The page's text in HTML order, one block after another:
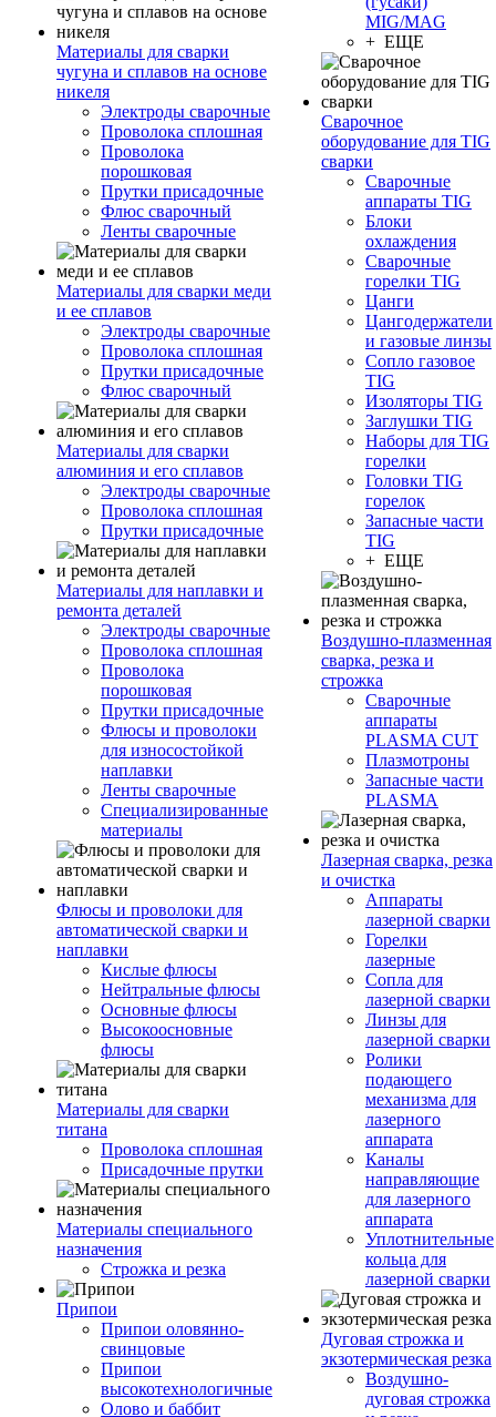
Материалы для сварки
чугуна и сплавов на основе
никеля
Электроды сварочные
Проволока сплошная
Проволока
порошковая
Прутки присадочные
Флюс сварочный
Ленты сварочные
Материалы для сварки меди
и ее сплавов
Электроды сварочные
Проволока сплошная
Прутки присадочные
Флюс сварочный
Материалы для сварки
алюминия и его сплавов
Электроды сварочные
Проволока сплошная
Прутки присадочные
Материалы для наплавки и
ремонта деталей
Электроды сварочные
Проволока сплошная
Проволока
порошковая
Прутки присадочные
Флюсы и проволоки
для износостойкой
наплавки
Ленты сварочные
Специализированные
материалы
Флюсы и проволоки для
автоматической сварки и
наплавки
Кислые флюсы
Нейтральные флюсы
Основные флюсы
Высокоосновные
флюсы
Материалы для сварки
титана
Проволока сплошная
Присадочные прутки
Материалы специального
назначения
Строжка и резка
Припои
Припои оловянно-
свинцовые
Припои
высокотехнологичные
Олово и баббит
MIG/MAG
+ ЕЩЕ
Сварочное
оборудование для TIG
сварки
Сварочные
аппараты TIG
Блоки
охлаждения
Сварочные
горелки TIG
Цанги
Цангодержатели
и газовые линзы
Сопло газовое
TIG
Изоляторы TIG
Заглушки TIG
Наборы для TIG
горелки
Головки TIG
горелок
Запасные части
TIG
+ ЕЩЕ
Воздушно-плазменная
сварка, резка и
строжка
Сварочные
аппараты
PLASMA CUT
Плазмотроны
Запасные части
PLASMA
Лазерная сварка, резка
и очистка
Аппараты
лазерной сварки
Горелки
лазерные
Сопла для
лазерной сварки
Линзы для
лазерной сварки
Ролики
подающего
механизма для
лазерного
аппарата
Каналы
направляющие
для лазерного
аппарата
Уплотнительные
кольца для
лазерной сварки
Дуговая строжка и
экзотермическая резка
Воздушно-
дуговая строжка